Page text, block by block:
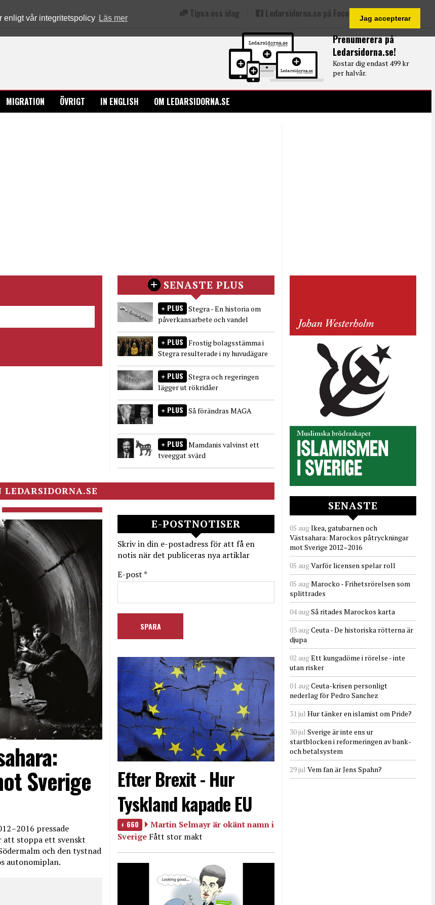
enligt vår integritetspolicy Läs mer Jag accepterar
Prenumerera på
Ledarsidorna.se!
Kostar dig endast 499 kr
per halvår.
Tipsa oss idag Ledarsidorna.se på Facebook
MIGRATION ÖVRIGT IN ENGLISH OM LEDARSIDORNA.SE
SENASTE PLUS
PLUS Stegra - En historia om
påverkansarbete och vandel
PLUS Frostig bolagsstämma i
Stegra resulterade i ny huvudägare
PLUS Stegra och regeringen
lägger ut rökridåer
PLUS Så förändras MAGA
PLUS Mamdanis valvinst ett
tveeggat svärd
LEDARSIDORNA.SE
Sverige
pressade
att stoppa ett svenskt
och den tystnad
autonomiplan.
E-POSTNOTISER
Skriv in din e-postadress för att få en
notis när det publiceras nya artiklar
E-post *
Efter Brexit - Hur
Tyskland kapade EU
660
Martin Selmayr är okänt namn i
Sverige Fått stor makt
SENASTE
05 augIkea, gatubarnen och
Västsahara: Marockos påtryckningar
mot Sverige 2012–2016
05 augVarför licensen spelar roll
05 augMarocko - Frihetsrörelsen som
splittrades
04 augSå ritades Marockos karta
03 augCeuta - De historiska rötterna är
djupa
02 augEtt kungadöme i rörelse - inte
utan risker
01 augCeuta-krisen personligt
nederlag för Pedro Sanchez
31 jul Hur tänker en islamist om Pride?
30 jul Sverige är inte ens ur
startblocken i reformeringen av bank-
och betalsystem
29 jul Vem fan är Jens Spahn?